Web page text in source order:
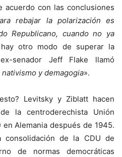
acuerdo con las conclusiones
rebajar la polarización es
Republicano, cuando no ya
otro modo de superar la
senador Jeff Flake llamó
y demagogia».
Levitsky y Ziblatt hacen
la centroderechista Unión
en Alemania después de 1945.
de la CDU de
de normas democráticas